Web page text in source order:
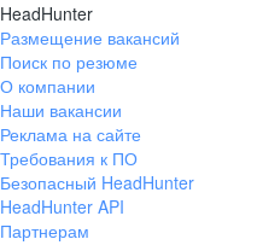
HeadHunter
Размещение вакансий
Поиск по резюме
О компании
Наши вакансии
Реклама на сайте
Требования к ПО
Безопасный HeadHunter
HeadHunter API
Партнерам